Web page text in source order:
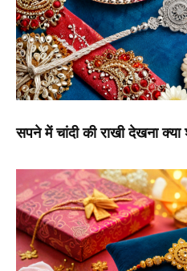
सपने में चांदी की राखी देखना क्या